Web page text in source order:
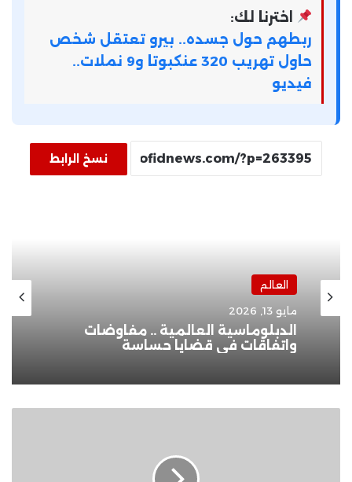
اخترنا لك:
ربطهم حول جسده.. بيرو تعتقل شخص
حاول تهريب 320 عنكبوتا و9 نملات..
فيديو
نسخ الرابط
العالم
مايو 13, 2026
الدبلوماسية العالمية .. مفاوضات
واتفاقات في قضايا حساسة